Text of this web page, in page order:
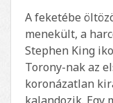
A feketébe
menekült, a
Stephen King
Torony-nak az
koronázatlan